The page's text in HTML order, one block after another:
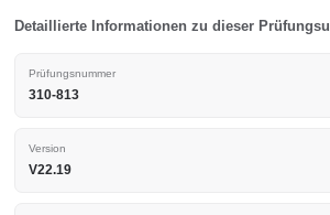
Detaillierte Informationen zu dieser
Prüfungsnummer
310-813
Version
V22.19